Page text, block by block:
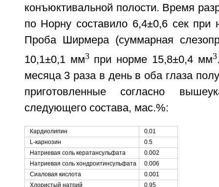
конъюктивальной полости. Время
по Норну составило 6,4±0,6 сек
Проба Ширмера (суммарная
10,1±0,1 мм3при норме 15,8±0,4 мм3
месяца 3 раза в день в оба глаза
приготовленные согласно
следующего состава, мас.%:
Кардиолипин
0.01
L-карнозин
0.5
Натриевая соль кератансульфата
0.002
Натриевая соль хондроитинсульфата
0.006
Сиаловая кислота
0.001
Хлористый натрий
0.95